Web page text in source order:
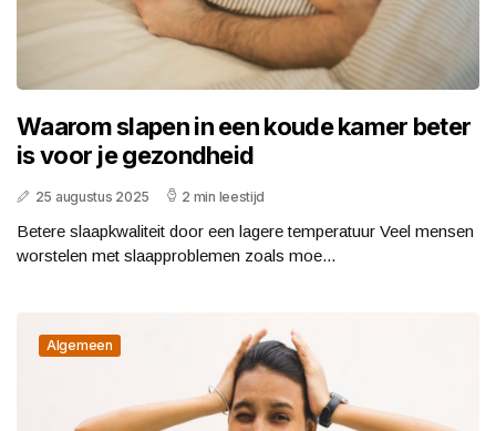
Waarom slapen in een koude kamer beter
is voor je gezondheid
25 augustus 2025 2 min leestijd
Betere slaapkwaliteit door een lagere temperatuur Veel mensen
worstelen met slaapproblemen zoals moe...
Algemeen